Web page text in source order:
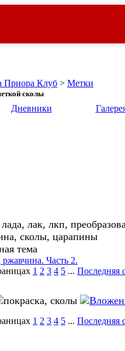
Приора Клуб > Метки
сколы
Дневники
Часть 2.
1 2 3 4 5 ... Последняя
1 2 3 4 5 ... Последняя